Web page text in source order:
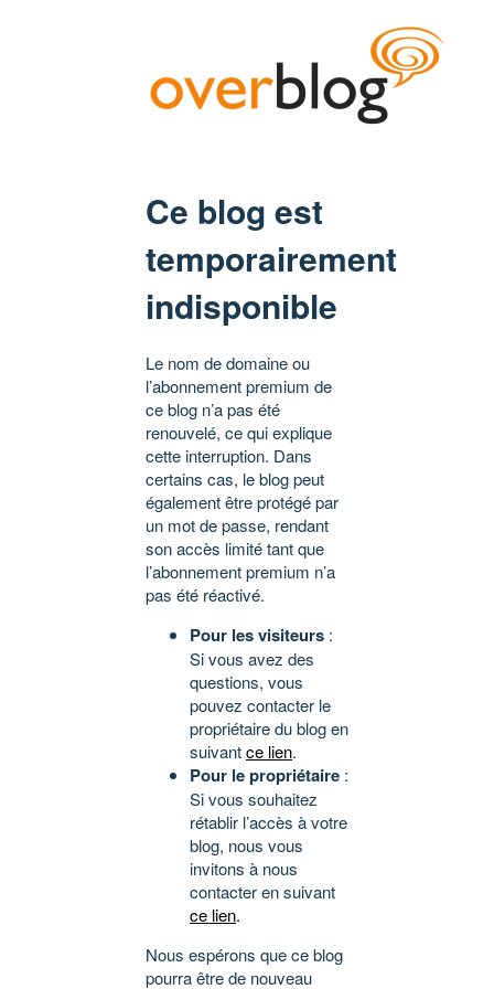
Ce blog est
temporairement
indisponible
Le nom de domaine ou
l’abonnement premium de
ce blog n’a pas été
renouvelé, ce qui explique
cette interruption. Dans
certains cas, le blog peut
également être protégé par
un mot de passe, rendant
son accès limité tant que
l’abonnement premium n’a
pas été réactivé.
Pour les visiteurs :
Si vous avez des
questions, vous
pouvez contacter le
propriétaire du blog en
suivantce lien.
Pour le propriétaire :
Si vous souhaitez
rétablir l’accès à votre
blog, nous vous
invitons à nous
contacter en suivant
ce lien.
Nous espérons que ce blog
pourra être de nouveau